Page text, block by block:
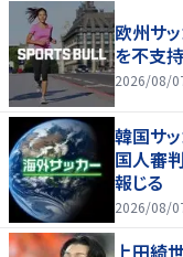
欧州サ
を不支
2026/08/
韓国サ
国人審
報じる
2026/08/